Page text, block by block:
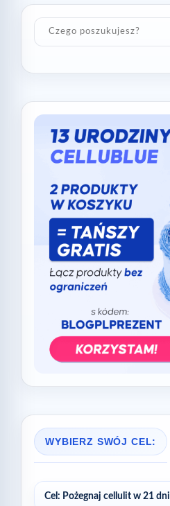
WYBIERZ SWÓJ CEL:
Cel: Pożegnaj cellulit w 21 dni